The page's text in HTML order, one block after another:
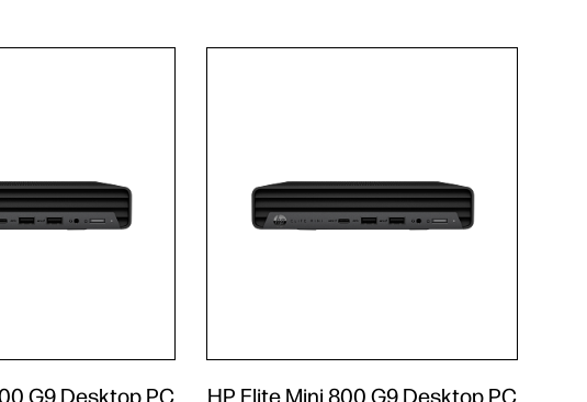
G9 Desktop PC HP Elite Mini 800 G9 Desktop PC